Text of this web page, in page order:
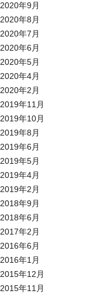
2020年9月
2020年8月
2020年7月
2020年6月
2020年5月
2020年4月
2020年2月
2019年11月
2019年10月
2019年8月
2019年6月
2019年5月
2019年4月
2019年2月
2018年9月
2018年6月
2017年2月
2016年6月
2016年1月
2015年12月
2015年11月